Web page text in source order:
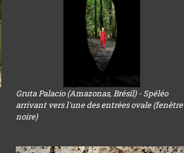
Gruta Palacio (Amazonas, Brésil) - Spéléo
arrivant vers l'une des entrées ovale (fenêtre
noire)